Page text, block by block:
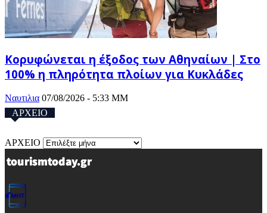
Κορυφώνεται η έξοδος των Αθηναίων | Στο
100% η πληρότητα πλοίων για Κυκλάδες
Ναυτιλια 07/08/2026 - 5:33 ΜΜ
ΑΡΧΕΙΟ
ΑΡΧΕΙΟ